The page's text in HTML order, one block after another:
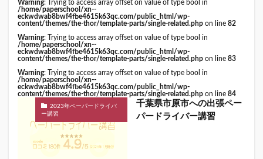
Warning: Trying to access array offset on value of type bool in
/home/paperschool/xn--
eckwdwab8bwf4fbe4615k63qc.com/public_html/wp-
content/themes/the-thor/template-parts/single-related.php on line 82
Warning: Trying to access array offset on value of type bool in
/home/paperschool/xn--
eckwdwab8bwf4fbe4615k63qc.com/public_html/wp-
content/themes/the-thor/template-parts/single-related.php on line 83
Warning: Trying to access array offset on value of type bool in
/home/paperschool/xn--
eckwdwab8bwf4fbe4615k63qc.com/public_html/wp-
content/themes/the-thor/template-parts/single-related.php on line 84
2023年ペーパードライバ
ー講習
千葉県市原市への出張ペー
パードライバー講習